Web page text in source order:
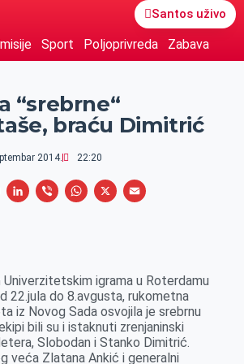
Santos uživo
Sport Poljoprivreda Zabava
“srebrne“
braću Dimitrić
2014. 22:20
M
e
n
g
e
L
e
d
I
n
V
r
W
s
A
p
p
X
E
l
Univerzitetskim igrama u Roterdamu
22.jula do 8.avgusta, rukometna
iz Novog Sada osvojila je srebrnu
bili su i istaknuti zrenjaninski
Slobodan i Stanko Dimitrić.
veća Zlatana Ankić i generalni